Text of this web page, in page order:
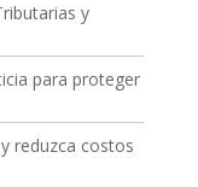
y
para proteger
reduzca costos